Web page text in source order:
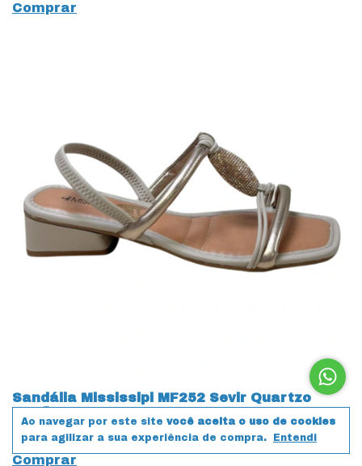
Ao navegar por este site você aceita o uso de cookies
para agilizar a sua experiência de compra.
Entendi
Comprar
Sandália Mississipi MF252 Sevir Quartzo
Marfim
R$159,00
Comprar